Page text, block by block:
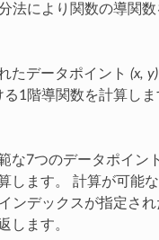
法により関数の導関数
たデータポイント (x, y)
1階導関数を計算しま
な7つのデータポイン
します。 計算が可能
ンデックスが指定さ
します。